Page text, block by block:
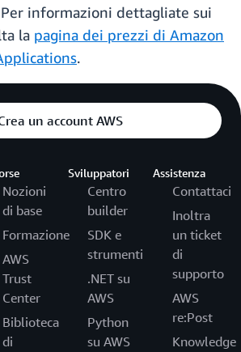
informazioni dettagliate sui
la pagina dei prezzi di Amazon
.
un account AWS
Nozioni
di base
Formazione
AWS
Trust
Center
Biblioteca
di
Sviluppatori
Centro
builder
SDK e
strumenti
.NET su
AWS
Python
su AWS
Assistenza
Contattaci
Inoltra
un ticket
di
supporto
AWS
re:Post
Knowledge